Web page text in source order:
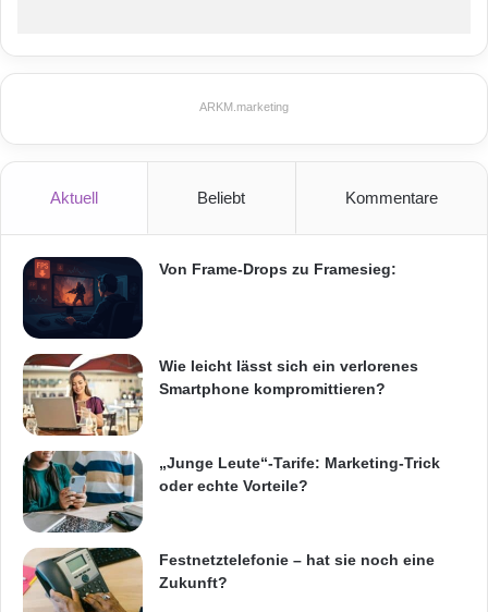
ARKM.marketing
Aktuell Beliebt Kommentare
Von Frame-Drops zu Framesieg:
Wie leicht lässt sich ein verlorenes
Smartphone kompromittieren?
„Junge Leute“-Tarife: Marketing-Trick
oder echte Vorteile?
Festnetztelefonie – hat sie noch eine
Zukunft?